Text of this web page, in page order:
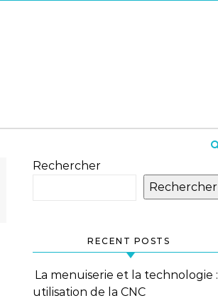
Rechercher
Rechercher
RECENT POSTS
La menuiserie et la technologie :
utilisation de la CNC